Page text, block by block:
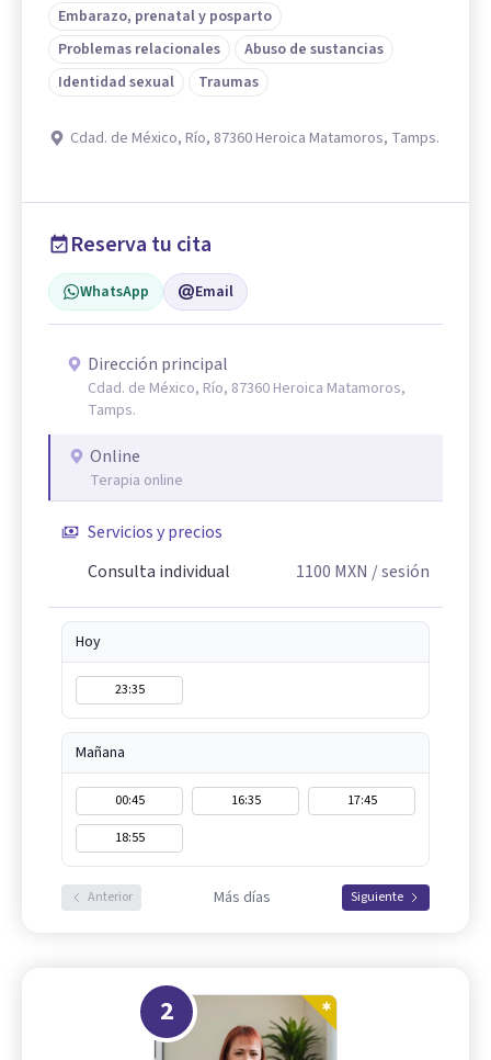
Embarazo, prenatal y posparto
Problemas relacionales
Abuso de sustancias
Identidad sexual
Traumas
Cdad. de México, Río, 87360 Heroica Matamoros, Tamps.
Reserva tu cita
WhatsApp Email
Dirección principal
Cdad. de México, Río, 87360 Heroica Matamoros,
Tamps.
Online
Terapia online
Servicios y precios
Consulta individual
1100 MXN / sesión
Hoy
23:35
Mañana
00:45 16:35
17:45
18:55
Anterior Más días Siguiente
2